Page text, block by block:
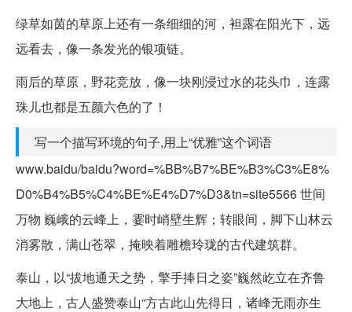
绿草如茵的草原上还有一条细细的河，袒露在阳光下，远
远看去，像一条发光的银项链。
雨后的草原，野花竞放，像一块刚浸过水的花头巾，连露
珠儿也都是五颜六色的了！
写一个描写环境的句子,用上“优雅”这个词语
www.baidu/baidu?word=%BB%B7%BE%B3%C3%E8%
D0%B4%B5%C4%BE%E4%D7%D3&tn=site5566 世间
万物 巍峨的云峰上，霎时峭壁生辉；转眼间，脚下山林云
消雾散，满山苍翠，掩映着雕檐玲珑的古代建筑群。
泰山，以“拔地通天之势，擎手捧日之姿”巍然屹立在齐鲁
大地上，古人盛赞泰山“方古此山先得日，诸峰无雨亦生